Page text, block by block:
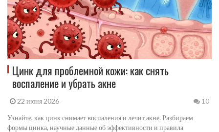
Цинк для проблемной кожи: как снять
воспаление и убрать акне
22 июня 2026 10
Узнайте, как цинк снимает воспаления и лечит акне. Разбираем
формы цинка, научные данные об эффективности и правила